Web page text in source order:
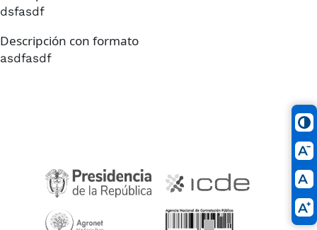
dsfasdf
Descripción con formato
asdfasdf